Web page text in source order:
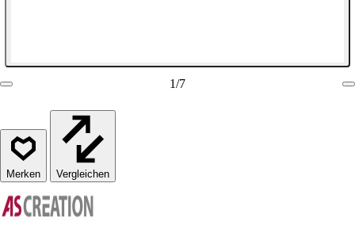
1/7
Vergleichen